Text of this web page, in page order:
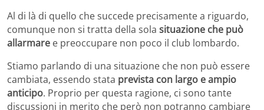
Al di là di quello che succede precisamente a riguardo,
comunque non si tratta della sola situazione che può
allarmare e preoccupare non poco il club lombardo.
Stiamo parlando di una situazione che non può essere
cambiata, essendo stata prevista con largo e ampio
anticipo. Proprio per questa ragione, ci sono tante
discussioni in merito che però non potranno cambiare